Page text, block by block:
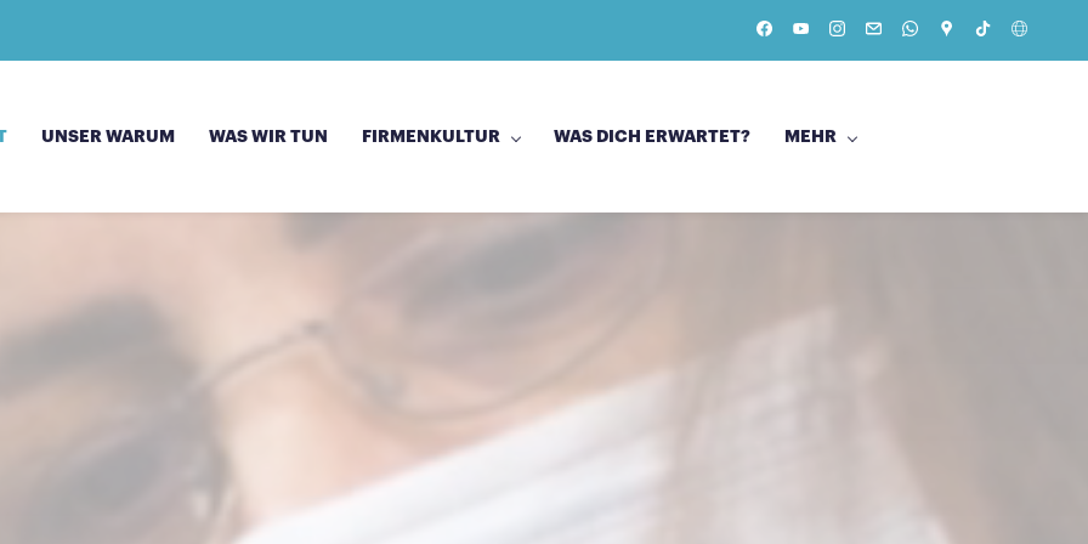
UNSER WARUM WAS WIR TUN FIRMENKULTUR WAS DICH ERWARTET? MEHR